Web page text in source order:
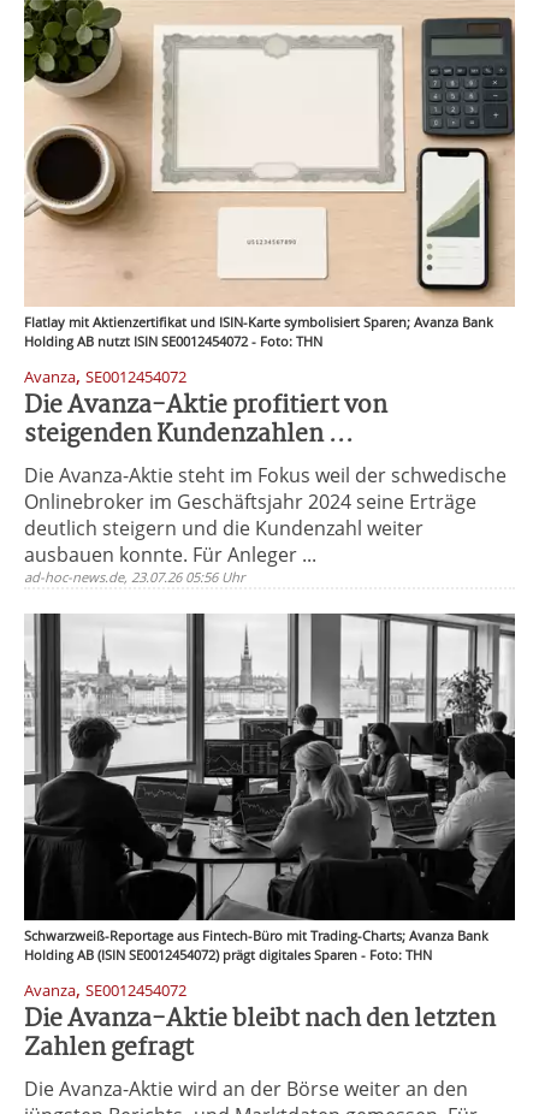
Flatlay mit Aktienzertifikat und ISIN-Karte symbolisiert Sparen; Avanza Bank
Holding AB nutzt ISIN SE0012454072 - Foto: THN
Avanza, SE0012454072
Die Avanza-Aktie profitiert von
steigenden Kundenzahlen ...
Die Avanza-Aktie steht im Fokus weil der schwedische
Onlinebroker im Geschäftsjahr 2024 seine Erträge
deutlich steigern und die Kundenzahl weiter
ausbauen konnte. Für Anleger ...
ad-hoc-news.de, 23.07.26 05:56 Uhr
Schwarzweiß-Reportage aus Fintech-Büro mit Trading-Charts; Avanza Bank
Holding AB (ISIN SE0012454072) prägt digitales Sparen - Foto: THN
Avanza, SE0012454072
Die Avanza-Aktie bleibt nach den letzten
Zahlen gefragt
Die Avanza-Aktie wird an der Börse weiter an den